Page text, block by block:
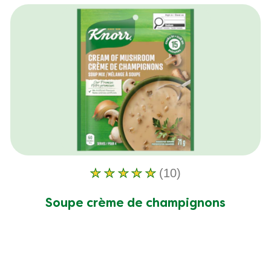
Soupe crème de champignons
La
note
moyenne
(10)